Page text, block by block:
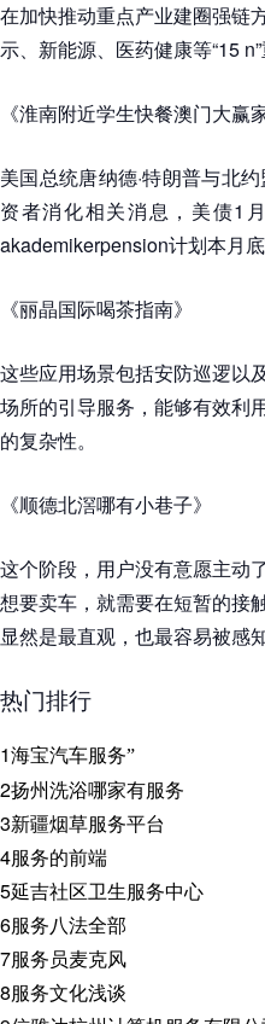
在加快推动重点产业建圈强链
示、新能源、医药健康等“15
《淮南附近学生快餐澳门大赢
美国总统唐纳德·特朗普与北
资者消化相关消息，美债1
akademikerpension计划本月底
《丽晶国际喝茶指南》
这些应用场景包括安防巡逻以
场所的引导服务，能够有效利
的复杂性。
《顺德北滘哪有小巷子》
这个阶段，用户没有意愿主动
想要卖车，就需要在短暂的接
显然是最直观，也最容易被感
热门排行
1海宝汽车服务”
2扬州洗浴哪家有服务
3新疆烟草服务平台
4服务的前端
5延吉社区卫生服务中心
6服务八法全部
7服务员麦克风
8服务文化浅谈